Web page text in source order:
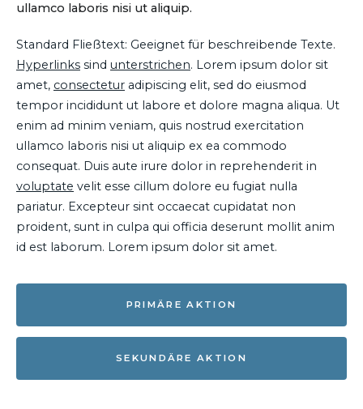
ullamco laboris nisi ut aliquip.
Standard Fließtext: Geeignet für beschreibende Texte.
Hyperlinks sind unterstrichen. Lorem ipsum dolor sit
amet, consectetur adipiscing elit, sed do eiusmod
tempor incididunt ut labore et dolore magna aliqua. Ut
enim ad minim veniam, quis nostrud exercitation
ullamco laboris nisi ut aliquip ex ea commodo
consequat. Duis aute irure dolor in reprehenderit in
voluptate velit esse cillum dolore eu fugiat nulla
pariatur. Excepteur sint occaecat cupidatat non
proident, sunt in culpa qui officia deserunt mollit anim
id est laborum. Lorem ipsum dolor sit amet.
PRIMÄRE AKTION
SEKUNDÄRE AKTION